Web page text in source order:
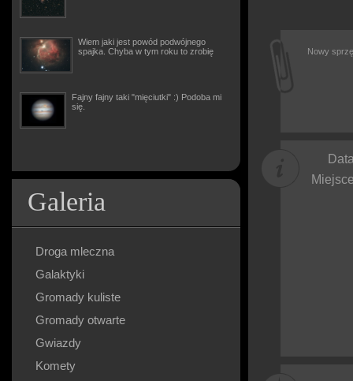
Wiem jaki jest powód podwójnego
spajka. Chyba w tym roku to zrobię
Fajny fajny taki "mięciutki" :) Podoba mi
się.
Galeria
Droga mleczna
Galaktyki
Gromady kuliste
Gromady otwarte
Gwiazdy
Komety
Nowy